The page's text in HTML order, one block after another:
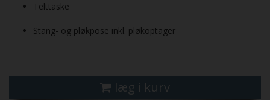
Telttaske
Stang- og pløkpose inkl. pløkoptager
læg i kurv